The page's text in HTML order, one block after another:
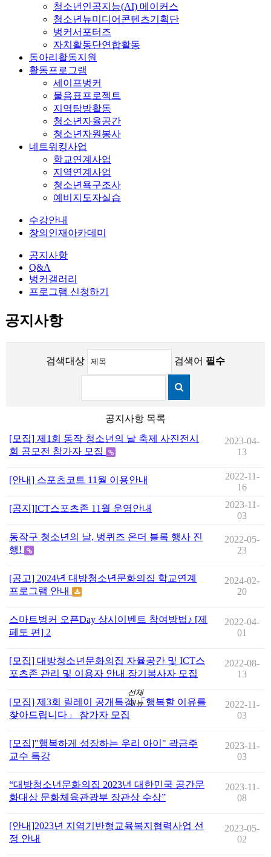
전체
메뉴
청소년인공지능(AI) 메이커스
청소년뉴미디어콘텐츠기획단
벙커서포터즈
자치활동단연합활동
동아리활동지원
활동프로그램
세이프벙커
물음표프로젝트
지역탐방활동
청소년자율공간
청소년자원봉사
네트워킹사업
학교연계사업
지역연계사업
청소년욕구조사
예비지도자실습
수강안내
창의인재아카데미
공지사항
Q&A
벙커갤러리
프로그램 신청하기
공지사항
검색대상 검색어 필수
공지사항 목록
[모집] 제1회 동작 청소년의 날 축제 사진전시
회 공모전 참가자 모집
2023-04-
13
[안내] 스포츠코트 11월 이용안내
2022-11-
16
[공지]ICT스포츠존 11월 운영안내
2023-11-
03
동작구 청소년의 날, 벙퀴즈 온더 블록 행사 진
행!
2022-05-
23
[공고] 2024년 대방청소년문화의집 학교연계
프로그램 안내
2024-02-
20
스마트벙커 오픈Day 상시이벤트 참여방법♪ [제
페토 편] 2
2022-04-
01
[모집] 대방청소년문화의집 자율공간 및 ICT스
포츠존 관리 및 이용자 안내 장기봉사자 모집
2022-08-
13
[모집] 제3회 릴레이 공개특강 「행복할 이유를
찾아드립니다」 참가자 모집
2022-11-
03
[모집]"행복하게 성장하는 우리 아이" 곽금주
교수 특강
2023-11-
03
“대방청소년문화의집 2023년 대한민국 공간문
화대상 문화체육관광부 장관상 수상”
2023-11-
08
[안내]2023년 지역기반형교육복지협력사업 선
정 안내
2023-05-
02